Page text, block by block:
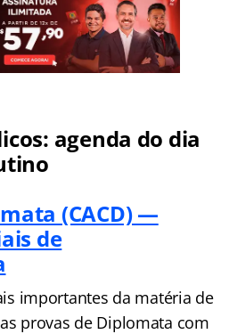
agenda do dia
(CACD) —
de
importantes da matéria de
provas de Diplomata com